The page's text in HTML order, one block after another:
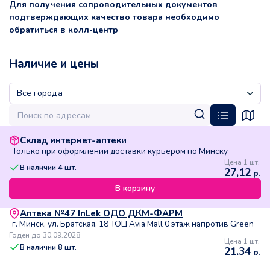
Для получения сопроводительных документов
подтверждающих качество товара необходимо
обратиться в колл-центр
Наличие и цены
Склад интернет-аптеки
Только при оформлении доставки курьером по Минску
В наличии 4шт. Цена 1 шт.
27,12 р.
В корзину
Аптека №47 InLek ОДО ДКМ-ФАРМ
г. Минск, ул. Братская, 18 ТОЦ Avia Mall 0 этаж напротив Green
Годен до 30.09.2028
В наличии8 шт.
Цена 1 шт.
21,34 р.